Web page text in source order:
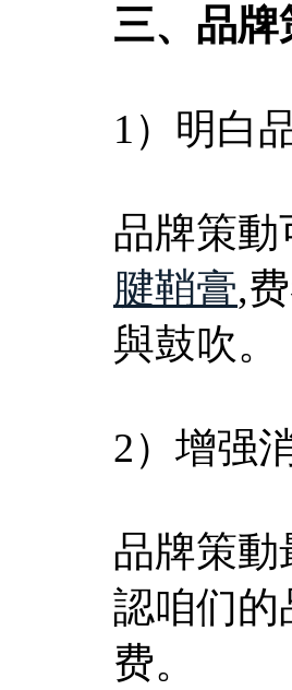
三、品牌
1）明白
品牌策
腱鞘膏,
與鼓吹。
2）增强
品牌策
認咱们的
费。